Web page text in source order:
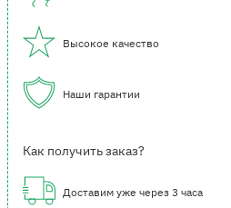
Высокое качество
Наши гарантии
Как получить заказ?
Доставим уже через 3 часа